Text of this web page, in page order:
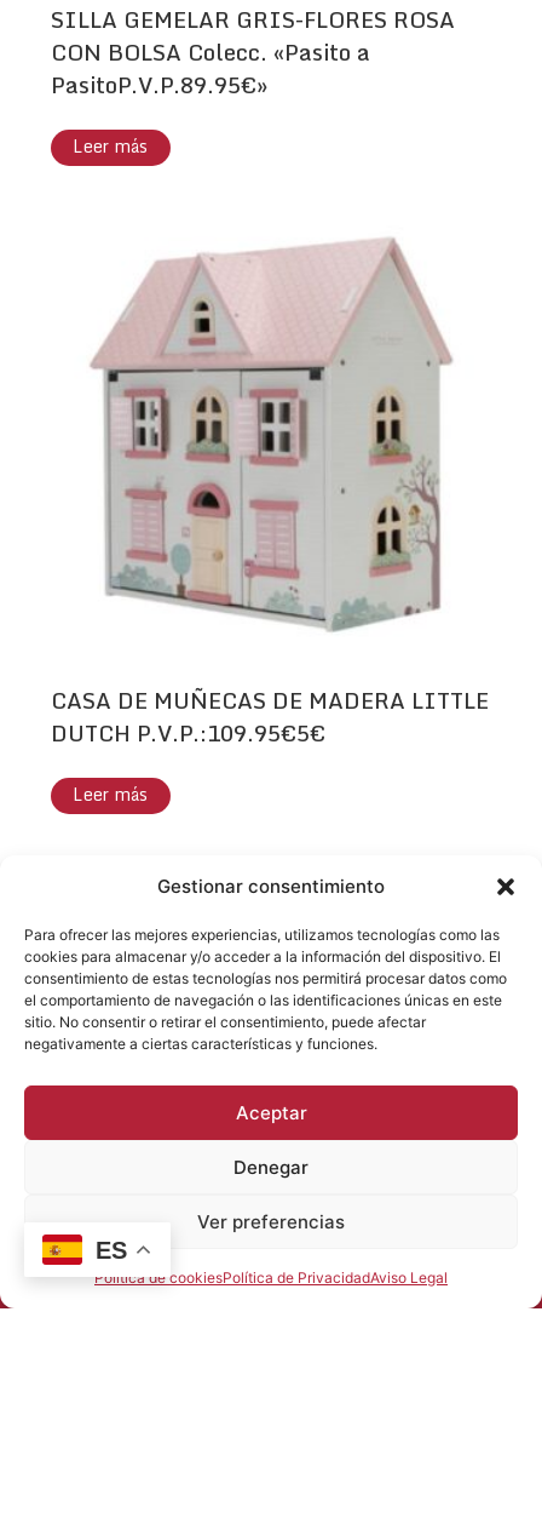
Gestionar consentimiento
Para ofrecer las mejores experiencias, utilizamos tecnologías como las
cookies para almacenar y/o acceder a la información del dispositivo. El
consentimiento de estas tecnologías nos permitirá procesar datos como
el comportamiento de navegación o las identificaciones únicas en este
sitio. No consentir o retirar el consentimiento, puede afectar
negativamente a ciertas características y funciones.
Aceptar
Denegar
Ver preferencias
Política de cookiesPolítica de PrivacidadAviso Legal
SILLA GEMELAR GRIS-FLORES ROSA
CON BOLSA Colecc. «Pasito a
PasitoP.V.P.89.95€»
Leer más
CASA DE MUÑECAS DE MADERA LITTLE
DUTCH P.V.P.:109.95€5€
Leer más
1 2 3 4 →
ES